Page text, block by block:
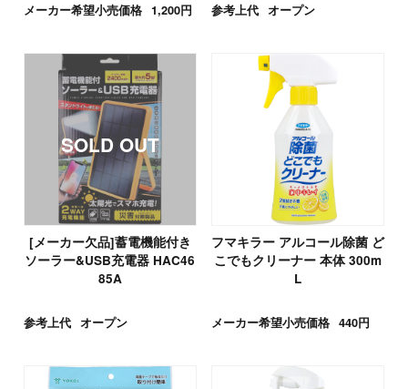
メーカー希望小売価格 1,200円 参考上代 オープン
[メーカー欠品]蓄電機能付き
ソーラー&USB充電器 HAC46
85A
参考上代 オープン
フマキラー アルコール除菌 ど
こでもクリーナー 本体 300m
L
メーカー希望小売価格 440円